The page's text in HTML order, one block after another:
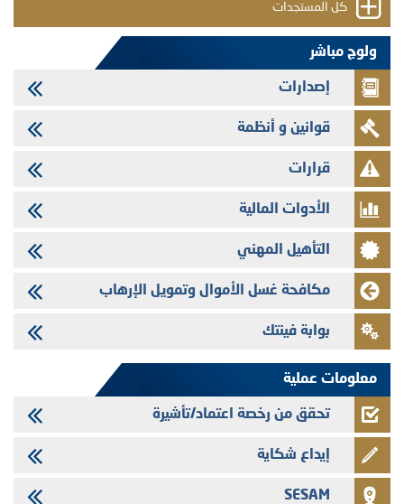
31/07/2026
VEOLIA ENVIRONNEMENT - تؤشر الهيئة المغربية لسوق الرساميل على
المنشور النهائي المتعلق بالزيادة في الرأسمال المخصصة لأجراء المجموعة
29/07/2026
وفابايل - التحيين السنوي لملف المعلومات المتعلق ببرنامج إصدار سندات
شركات التمويل
29/07/2026
تهنئة بمناسبة عيد العرش المجيد
29/07/2026
تنشر الهيئة المغربية لسوق الرساميل العدد الرابع عشر من مجلة سوق الرساميل
28/07/2026
Med Paper - تجاوز حد المساهمة 5%
24/07/2026
Saham Leasing - التحيين السنوي لملف المعلومات المتعلق ببرنامج إصدار
كل المستجدات
ولوج مباشر
إصدارات
قوانين و أنظمة
قرارات
الأدوات المالية
التأهيل المهني
مكافحة غسل الأموال وتمويل الإرهاب
بوابة فينتك
معلومات عملية
تحقق من رخصة اعتماد/تأشيرة
إيداع شكاية
SESAM